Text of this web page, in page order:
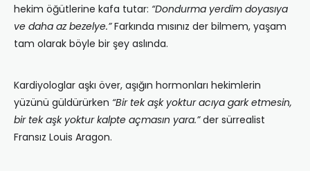
hekim öğütlerine kafa tutar: “Dondurma yerdim doyasıya
ve daha az bezelye.”Farkında mısınız der bilmem, yaşam
tam olarak böyle bir şey aslında.
Kardiyologlar aşkı över, aşığın hormonları hekimlerin
yüzünü güldürürken “Bir tek aşk yoktur acıya gark etmesin,
bir tek aşk yoktur kalpte açmasın yara.”der sürrealist
Fransız Louis Aragon.